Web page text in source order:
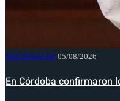
NACIONALES 05/08/2026
En Córdoba confirmaron